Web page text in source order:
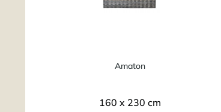
Amaton
160 x 230 cm